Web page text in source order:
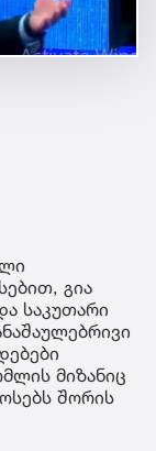
გია
საკუთარი
მიზანიც
შორის